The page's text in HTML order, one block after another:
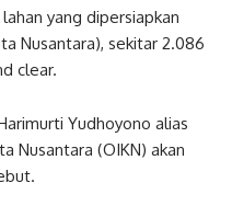
yang dipersiapkan
Nusantara), sekitar 2.086
clear.
Yudhoyono alias
Nusantara (OIKN) akan